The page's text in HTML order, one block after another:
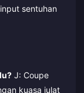
sentuhan
J: Coupe
kuasa julat